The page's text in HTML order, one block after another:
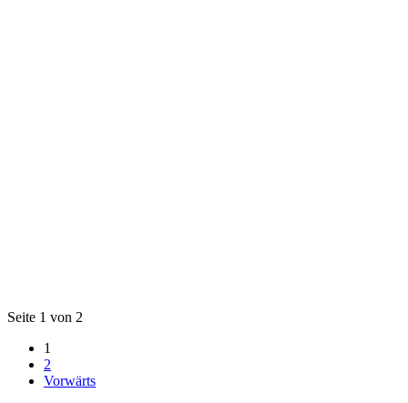
Seite 1 von 2
1
2
Vorwärts